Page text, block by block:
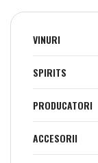
VINURI
SPIRITS
PRODUCATORI
ACCESORII